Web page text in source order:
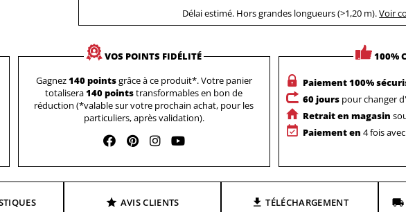
Délai estimé. Hors grandes longueurs (>1,20 m).Voir
VOS POINTS FIDÉLITÉ
Gagnez140 pointsgrâce à ce produit*. Votre panier
totalisera140 pointstransformables en bon de
réduction (*valable sur votre prochain achat, pour les
particuliers, après validation).
100%
Paiement 100%
60 jourspour changer
Retrait en magasin
Paiement en 4 fois
AVIS CLIENTS TÉLÉCHARGEMENT